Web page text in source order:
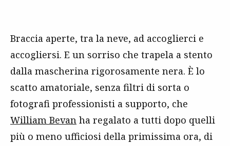
Braccia aperte, tra la neve, ad accoglierci e
accogliersi. E un sorriso che trapela a stento
dalla mascherina rigorosamente nera. È lo
scatto amatoriale, senza filtri di sorta o
fotografi professionisti a supporto, che
William Bevan ha regalato a tutti dopo quelli
più o meno ufficiosi della primissima ora, di